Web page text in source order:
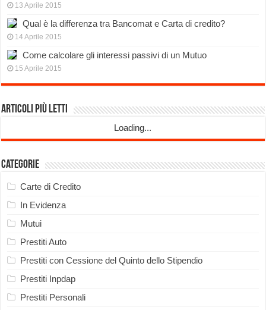
13 Aprile 2015
Qual è la differenza tra Bancomat e Carta di credito?
14 Aprile 2015
Come calcolare gli interessi passivi di un Mutuo
15 Aprile 2015
Articoli più Letti
Loading...
Categorie
Carte di Credito
In Evidenza
Mutui
Prestiti Auto
Prestiti con Cessione del Quinto dello Stipendio
Prestiti Inpdap
Prestiti Personali